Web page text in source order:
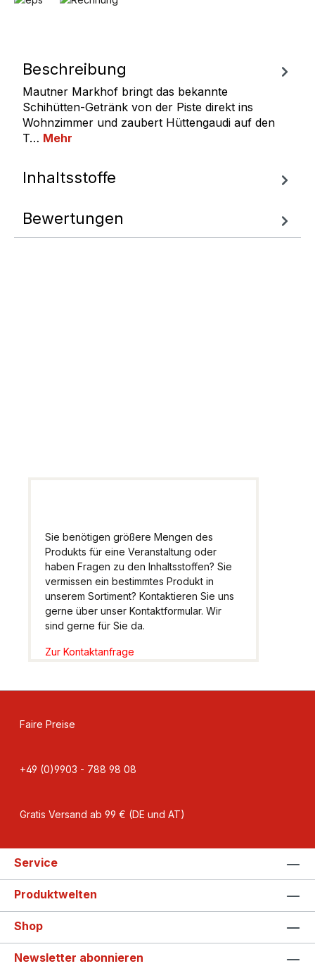
Beschreibung
Mautner Markhof bringt das bekannte
Schihütten-Getränk von der Piste direkt ins
Wohnzimmer und zaubert Hüttengaudi auf den
T… Mehr
Inhaltsstoffe
Bewertungen
Sie benötigen größere Mengen des
Produkts für eine Veranstaltung oder
haben Fragen zu den Inhaltsstoffen? Sie
vermissen ein bestimmtes Produkt in
unserem Sortiment? Kontaktieren Sie uns
gerne über unser Kontaktformular. Wir
sind gerne für Sie da.
Zur Kontaktanfrage
Faire Preise
+49 (0)9903 - 788 98 08
Gratis Versand ab 99 € (DE und AT)
Service
Produktwelten
Shop
Newsletter abonnieren